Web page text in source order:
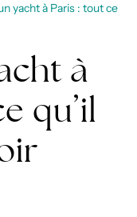
yacht à Paris : tout ce
à
qu’il